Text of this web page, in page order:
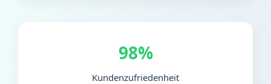
98%
Kundenzufriedenheit